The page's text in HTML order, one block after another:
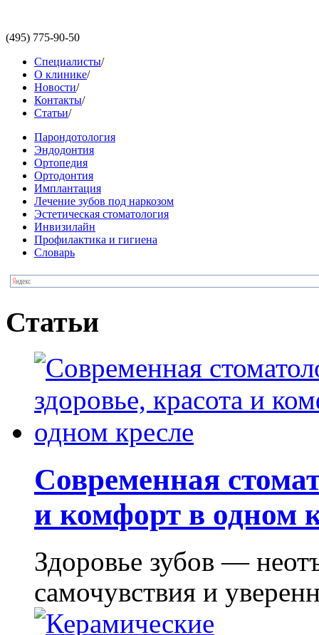
(495) 775-90-50
Специалисты/
О клинике/
Новости/
Контакты/
Статьи/
Парондотология
Эндодонтия
Ортопедия
Ортодонтия
Имплантация
Лечение зубов под наркозом
Эстетическая стоматология
Инвизилайн
Профилактика и гигиена
Словарь
Статьи
Современная
и комфорт в одном
Здоровье зубов —
самочувствия и